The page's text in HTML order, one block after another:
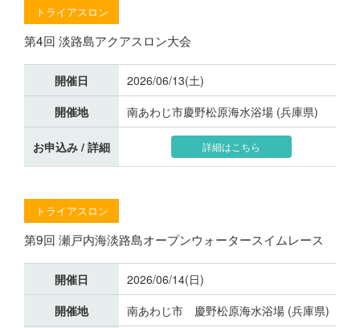
トライアスロン
第4回 淡路島アクアスロン大会
開催日
2026/06/13(土)
開催地
南あわじ市慶野松原海水浴場 (兵庫県)
お申込み / 詳細 詳細はこちら
トライアスロン
第9回 瀬戸内海淡路島オープンウォータースイムレース
開催日
2026/06/14(日)
開催地
南あわじ市 慶野松原海水浴場 (兵庫県)